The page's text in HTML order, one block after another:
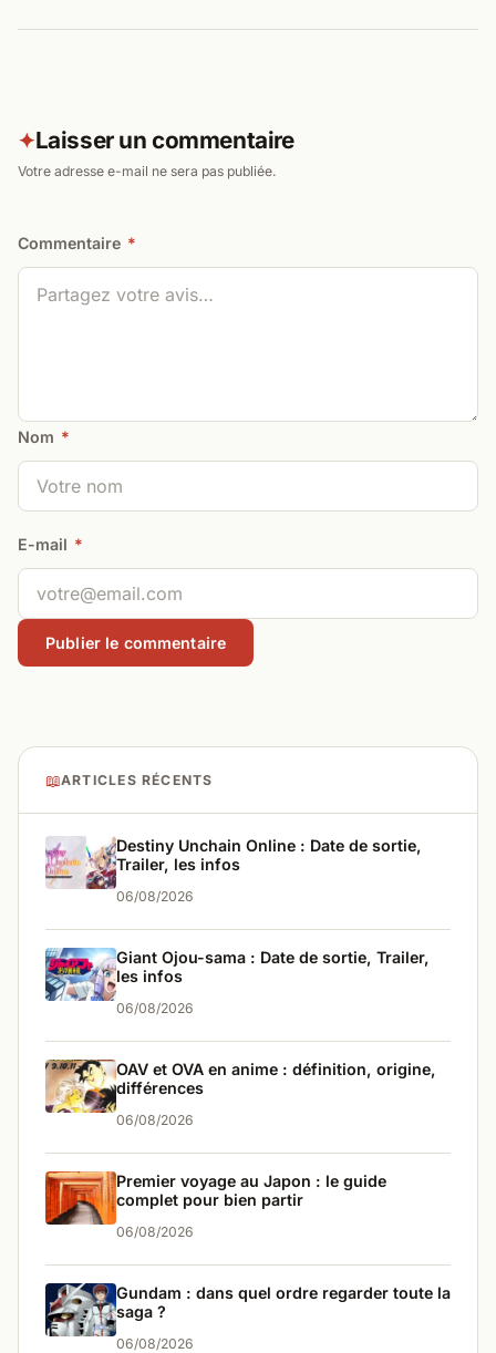
✦Laisser un commentaire
Votre adresse e-mail ne sera pas publiée.
Commentaire *
Nom *
E-mail *
📖ARTICLES RÉCENTS
Destiny Unchain Online : Date de sortie,
Trailer, les infos
06/08/2026
Giant Ojou-sama : Date de sortie, Trailer,
les infos
06/08/2026
OAV et OVA en anime : définition, origine,
différences
06/08/2026
Premier voyage au Japon : le guide
complet pour bien partir
06/08/2026
Gundam : dans quel ordre regarder toute la
saga ?
06/08/2026